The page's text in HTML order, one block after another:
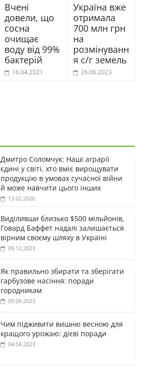
Вчені
довели, що
сосна
очищає
воду від 99%
бактерій
16.04.2021
Україна вже
отримала
700 млн грн
на
розмінуванн
я с/г земель
26.06.2023
Дмитро Соломчук: Наші аграрії
єдині у світі, хто вміє вирощувати
продукцію в умовах сучасної війни
й може навчити цього інших
13.02.2026
Виділивши близько $500 мільйонів,
Говард Баффет надалі залишається
вірним своєму шляху в Україні
09.12.2023
Як правильно збирати та зберігати
гарбузове насіння: поради
городникам
09.09.2023
Чим підживити вишню весною для
кращого урожаю: дієві поради
04.04.2023